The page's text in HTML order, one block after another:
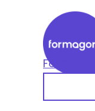
contenu